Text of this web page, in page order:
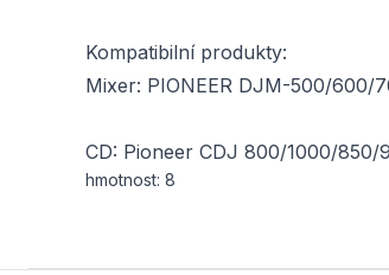
Kompatibilní produkty:
Mixer: PIONEER DJM-500/600/
CD: Pioneer CDJ 800/1000/
hmotnost: 8